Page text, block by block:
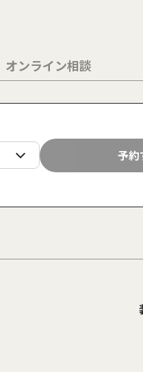
オンライン相談
22
日
23
予約